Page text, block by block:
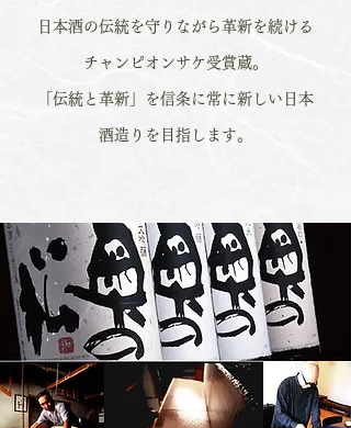
日本酒の伝統を守りながら革新を続ける
チャンピオンサケ受賞蔵。
「伝統と革新」を信条に常に新しい日本
酒造りを目指します。